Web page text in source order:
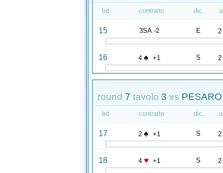
bd. contratto dic.
15 3SA -2 E 2
16 4 ♠ +1 S 2
round 7 tavolo 3 vs
bd. contratto dic.
17 2 ♠ +1 S 2
18 4 ♥ +1 S 2